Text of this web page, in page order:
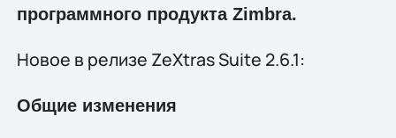
программного продукта Zimbra.
Новое в релизе ZeXtras Suite 2.6.1:
Общие изменения